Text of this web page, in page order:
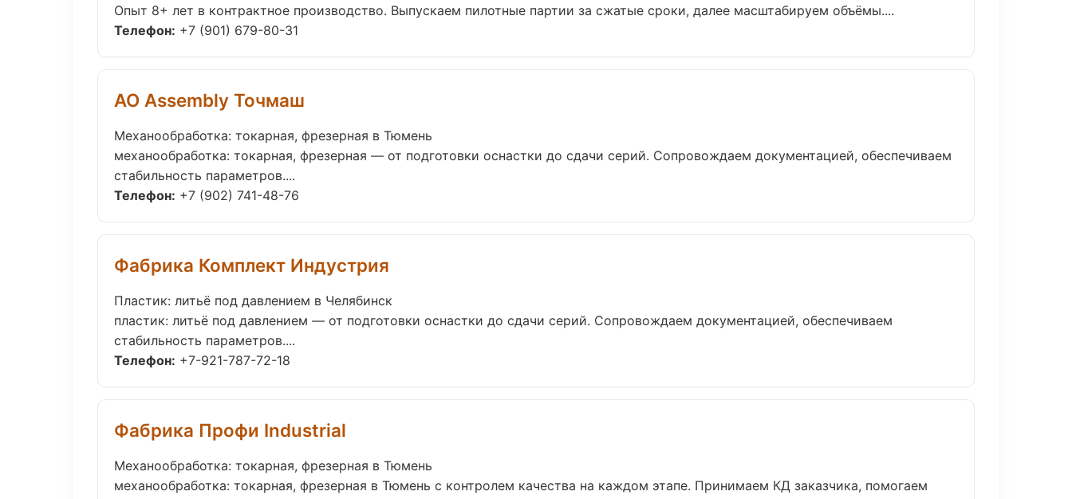
Опыт 8+ лет в контрактное производство. Выпускаем пилотные партии за сжатые сроки, далее масштабируем объёмы....
Телефон: +7 (901) 679-80-31
АО Assembly Точмаш
Механообработка: токарная, фрезерная в Тюмень
механообработка: токарная, фрезерная — от подготовки оснастки до сдачи серий. Сопровождаем документацией, обеспечиваем
стабильность параметров....
Телефон: +7 (902) 741-48-76
Фабрика Комплект Индустрия
Пластик: литьё под давлением в Челябинск
пластик: литьё под давлением — от подготовки оснастки до сдачи серий. Сопровождаем документацией, обеспечиваем
стабильность параметров....
Телефон: +7-921-787-72-18
Фабрика Профи Industrial
Механообработка: токарная, фрезерная в Тюмень
механообработка: токарная, фрезерная в Тюмень с контролем качества на каждом этапе. Принимаем КД заказчика, помогаем